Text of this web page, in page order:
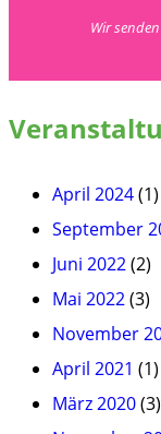
Wir
April 2024(1)
September
Juni 2022(2)
Mai 2022(3)
November
April 2021 (1)
März 2020(3)